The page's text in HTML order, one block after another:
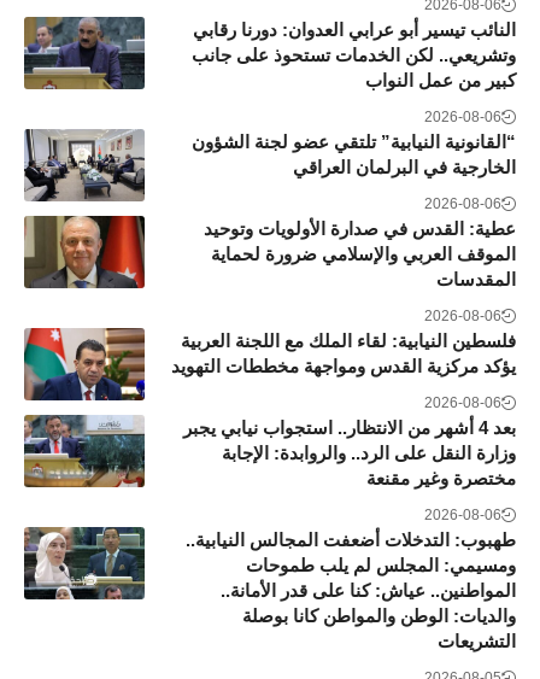
2026-08-06
النائب تيسير أبو عرابي العدوان: دورنا رقابي
وتشريعي.. لكن الخدمات تستحوذ على جانب
كبير من عمل النواب
2026-08-06
“القانونية النيابية” تلتقي عضو لجنة الشؤون
الخارجية في البرلمان العراقي
2026-08-06
عطية: القدس في صدارة الأولويات وتوحيد
الموقف العربي والإسلامي ضرورة لحماية
المقدسات
2026-08-06
فلسطين النيابية: لقاء الملك مع اللجنة العربية
يؤكد مركزية القدس ومواجهة مخططات التهويد
2026-08-06
بعد 4 أشهر من الانتظار.. استجواب نيابي يجبر
وزارة النقل على الرد.. والروابدة: الإجابة
مختصرة وغير مقنعة
2026-08-06
طهبوب: التدخلات أضعفت المجالس النيابية..
ومسيمي: المجلس لم يلب طموحات
المواطنين.. عياش: كنا على قدر الأمانة..
والديات: الوطن والمواطن كانا بوصلة
التشريعات